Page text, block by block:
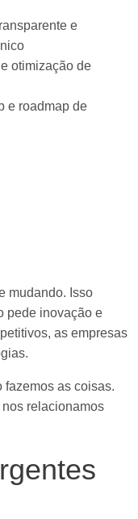
e
otimização de
e roadmap de
mudando. Isso
pede inovação e
as empresas
fazemos as coisas.
relacionamos